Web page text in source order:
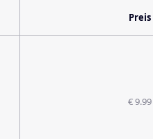
Preis
€ 9.99